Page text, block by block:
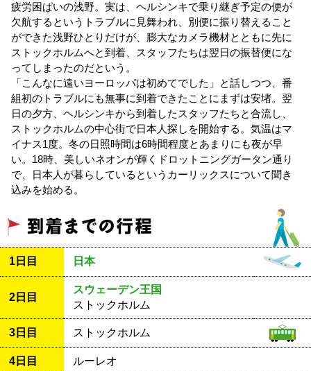
疲労困ぱいの浅野。実は、ヘルシンキで乗り継ぎ予定の便が
欠航するというトラブルに見舞われ、別便に振り替えること
ができた浅野ひとりだけが、膨大なカメラ機材とともに先に
ストックホルムへと到着、スタッフたちは翌日の振替便にな
ってしまったのだという。
「こんなに遠いヨーロッパは初めてでした」と話しつつ、番
組初のトラブルにも無事に到着できたことにまずは安堵。翌
日の夕方、ヘルシンキから到着したスタッフたちと合流し、
ストックホルムの中心街で日本人探しを開始する。気温はマ
イナス1度。冬の日照時間は6時間程度とあまりにも夜が早
い。18時、美しいネオンが輝くドロットニングガータン通り
で、日本人が暮らしているというカーリックスについて聞き
込みを始める。
1日目 日本
2日目
スウェーデン王国
ストックホルム
3日目 ストックホルム
4日目 ルーレオ